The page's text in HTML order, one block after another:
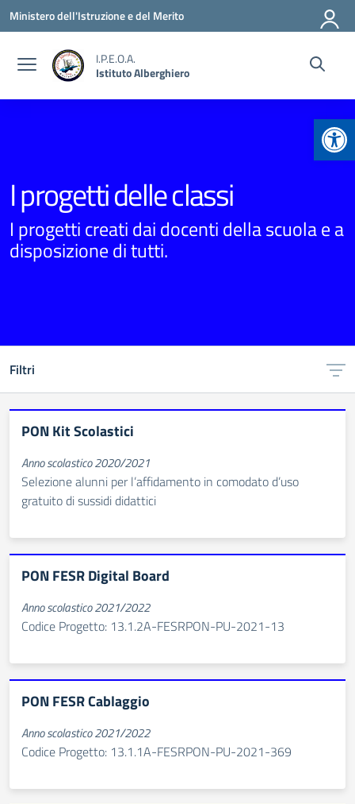
Vai ai contenuti
Vai al menu di navigazione
Vai al footer
Ministero dell'Istruzione e del Merito
I.P.E.O.A.
Istituto Alberghiero
I progetti delle classi
I progetti creati dai docenti della scuola e a
disposizione di tutti.
Filtri
PON Kit Scolastici
Anno scolastico 2020/2021
Selezione alunni per l’affidamento in comodato d’uso
gratuito di sussidi didattici
PON FESR Digital Board
Anno scolastico 2021/2022
Codice Progetto: 13.1.2A-FESRPON-PU-2021-13
PON FESR Cablaggio
Anno scolastico 2021/2022
Codice Progetto: 13.1.1A-FESRPON-PU-2021-369